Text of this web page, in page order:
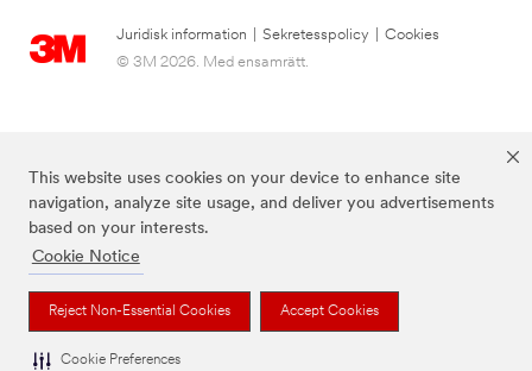
This website uses cookies on your device to enhance site
navigation, analyze site usage, and deliver you advertisements
based on your interests.
Cookie Notice
Reject Non-Essential Cookies Accept Cookies
Cookie Preferences
Juridisk information Sekretesspolicy
Cookies
© 3M 2026. Med ensamrätt.
3M, Post-it® och färgen Canary Yellow™ är varumärken som tillhör 3M.